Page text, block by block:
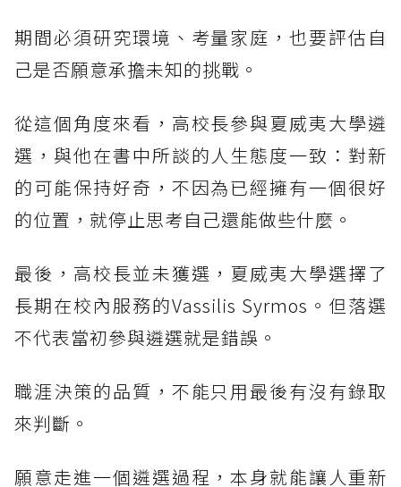
期間必須研究環境、考量家庭，也要評估自
己是否願意承擔未知的挑戰。
從這個角度來看，高校長參與夏威夷大學遴
選，與他在書中所談的人生態度一致：對新
的可能保持好奇，不因為已經擁有一個很好
的位置，就停止思考自己還能做些什麼。
最後，高校長並未獲選，夏威夷大學選擇了
長期在校內服務的Vassilis Syrmos。但落選
不代表當初參與遴選就是錯誤。
職涯決策的品質，不能只用最後有沒有錄取
來判斷。
願意走進一個遴選過程，本身就能讓人重新